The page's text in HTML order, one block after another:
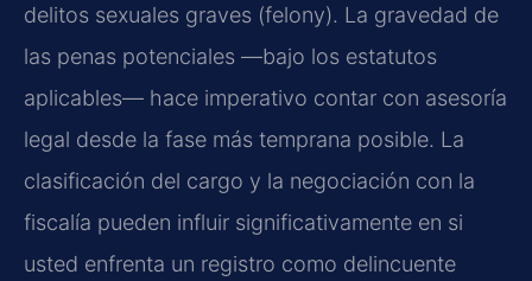
delitos sexuales graves (felony). La gravedad de
las penas potenciales —bajo los estatutos
aplicables— hace imperativo contar con asesoría
legal desde la fase más temprana posible. La
clasificación del cargo y la negociación con la
fiscalía pueden influir significativamente en si
usted enfrenta un registro como delincuente